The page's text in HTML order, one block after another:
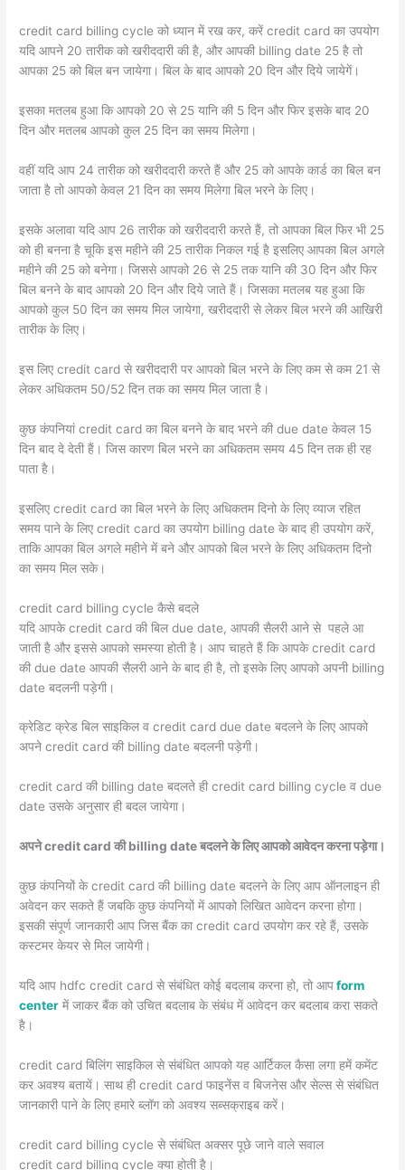
credit card billing cycle को ध्यान में रख कर, करें credit card का उपयोग
यदि आपने 20 तारीक को खरीददारी की है, और आपकी billing date 25 है तो
आपका 25 को बिल बन जायेगा। बिल के बाद आपको 20 दिन और दिये जायेगें।
इसका मतलब हुआ कि आपको 20 से 25 यानि की 5 दिन और फिर इसके बाद 20
दिन और मतलब आपको कुल 25 दिन का समय मिलेगा।
वहीं यदि आप 24 तारीक को खरीददारी करते हैं और 25 को आपके कार्ड का बिल बन
जाता है तो आपको केवल 21 दिन का समय मिलेगा बिल भरने के लिए।
इसके अलावा यदि आप 26 तारीक को खरीददारी करते हैं, तो आपका बिल फिर भी 25
को ही बनना है चूकि इस महीने की 25 तारीक निकल गई है इसलिए आपका बिल अगले
महीने की 25 को बनेगा। जिससे आपको 26 से 25 तक यानि की 30 दिन और फिर
बिल बनने के बाद आपको 20 दिन और दिये जाते हैं। जिसका मतलब यह हुआ कि
आपको कुल 50 दिन का समय मिल जायेगा, खरीददारी से लेकर बिल भरने की आखिरी
तारीक के लिए।
इस लिए credit card से खरीददारी पर आपको बिल भरने के लिए कम से कम 21 से
लेकर अधिकतम 50/52 दिन तक का समय मिल जाता है।
कुछ कंपनियां credit card का बिल बनने के बाद भरने की due date केवल 15
दिन बाद दे देती हैं। जिस कारण बिल भरने का अधिकतम समय 45 दिन तक ही रह
पाता है।
इसलिए credit card का बिल भरने के लिए अधिकतम दिनो के लिए व्याज रहित
समय पाने के लिए credit card का उपयोग billing date के बाद ही उपयोग करें,
ताकि आपका बिल अगले महीने में बने और आपको बिल भरने के लिए अधिकतम दिनो
का समय मिल सके।
credit card billing cycle कैसे बदले
यदि आपके credit card की बिल due date, आपकी सैलरी आने से पहले आ
जाती है और इससे आपको समस्या होती है। आप चाहते हैं कि आपके credit card
की due date आपकी सैलरी आने के बाद ही है, तो इसके लिए आपको अपनी billing
date बदलनी पड़ेगी।
क्रेडिट क्रेड बिल साइकिल व credit card due date बदलने के लिए आपको
अपने credit card की billing date बदलनी पड़ेगी।
credit card की billing date बदलते ही credit card billing cycle व due
date उसके अनुसार ही बदल जायेगा।
अपने credit card की billing date बदलने के लिए आपको आवेदन करना पड़ेगा।
कुछ कंपनियों के credit card की billing date बदलने के लिए आप ऑनलाइन ही
अवेदन कर सकते हैं जबकि कुछ कंपनियों में आपको लिखित आवेदन करना होगा।
इसकी संपूर्ण जानकारी आप जिस बैंक का credit card उपयोग कर रहे हैं, उसके
कस्टमर केयर से मिल जायेगी।
यदि आप hdfc credit card से संबंधित कोई बदलाब करना हो, तो आपform
center में जाकर बैंक को उचित बदलाब के संबंध में आवेदन कर बदलाब करा सकते
है।
credit card बिलिंग साइकिल से संबंधित आपको यह आर्टिकल कैसा लगा हमें कमेंट
कर अवश्य बतायें। साथ ही credit card फाइनेंस व बिजनेस और सेल्स से संबंधित
जानकारी पाने के लिए हमारे ब्लॉग को अवश्य सब्सक्राइब करें।
credit card billing cycle से संबंधित अक्सर पूछे जाने वाले सवाल
credit card billing cycle क्या होती है।